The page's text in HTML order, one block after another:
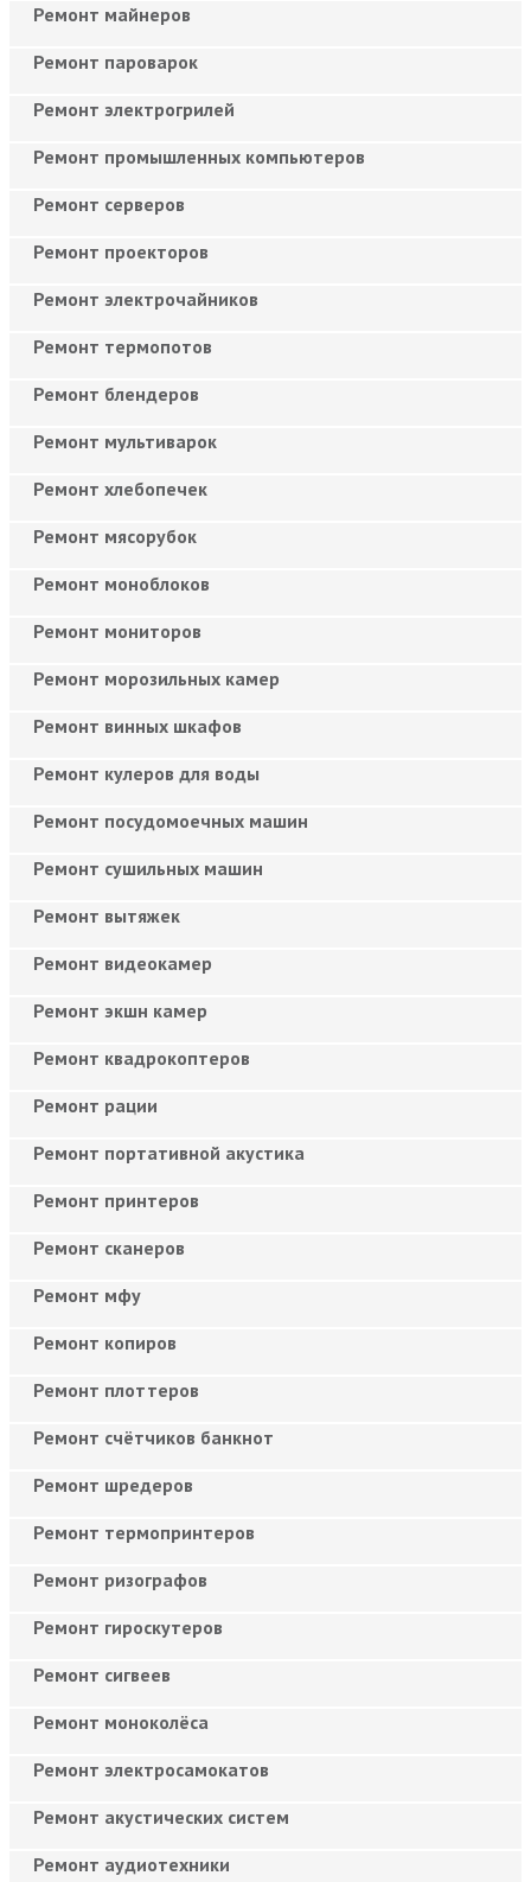
Ремонт майнеров
Ремонт пароварок
Ремонт электрогрилей
Ремонт промышленных компьютеров
Ремонт серверов
Ремонт проекторов
Ремонт электрочайников
Ремонт термопотов
Ремонт блендеров
Ремонт мультиварок
Ремонт хлебопечек
Ремонт мясорубок
Ремонт моноблоков
Ремонт мониторов
Ремонт морозильных камер
Ремонт винных шкафов
Ремонт кулеров для воды
Ремонт посудомоечных машин
Ремонт сушильных машин
Ремонт вытяжек
Ремонт видеокамер
Ремонт экшн камер
Ремонт квадрокоптеров
Ремонт рации
Ремонт портативной акустика
Ремонт принтеров
Ремонт сканеров
Ремонт мфу
Ремонт копиров
Ремонт плоттеров
Ремонт счётчиков банкнот
Ремонт шредеров
Ремонт термопринтеров
Ремонт ризографов
Ремонт гироскутеров
Ремонт сигвеев
Ремонт моноколёса
Ремонт электросамокатов
Ремонт акустических систем
Ремонт аудиотехники